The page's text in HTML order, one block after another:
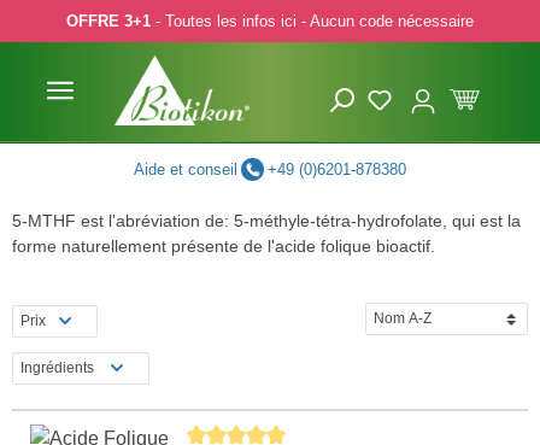
to main content
Skip to search
Skip to main navigation
OFFRE 3+1 - Toutes les infos ici - Aucun code nécessaire
Aide et conseil +49 (0)6201-878380
5-MTHF est l'abréviation de: 5-méthyle-tétra-hydrofolate, qui est la
forme naturellement présente de l'acide folique bioactif.
Prix
Ingrédients
Average rating of 5 out of 5 stars